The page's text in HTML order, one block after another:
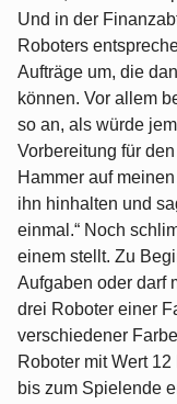
Und in der
Roboters
Aufträge um, die
können. Vor allem
so an, als würde
Vorbereitung für
Hammer auf
ihn hinhalten und
einmal.“ Noch
einem stellt. Zu
Aufgaben oder darf
drei Roboter einer
verschiedener
Roboter mit Wert
bis zum Spielende